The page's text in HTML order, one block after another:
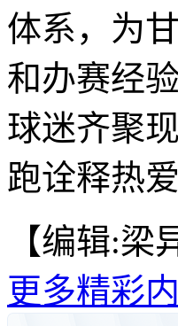
体系，为
和办赛经
球迷齐聚
跑诠释热
【编辑:梁
更多精彩